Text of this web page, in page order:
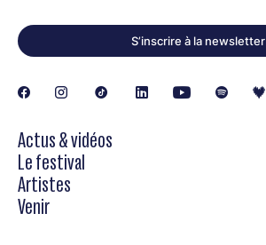
Guillaume Lys (percussions)
Groupe propulsé par Paris Jazz Club – Île-
Vienne le 29 et 30 juin 2026, sur la scène
aura lieu le mardi 30 juin à 20h45 sur la
S’inscrire à la newsletter
Actus & vidéos
Le festival
Artistes
Venir